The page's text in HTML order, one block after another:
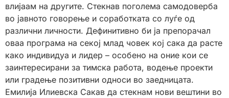
влијаам на другите. Стекнав поголема самодоверба
во јавното говорење и соработката со луѓе од
различни личности. Дефинитивно би ја препорачал
оваа програма на секој млад човек кој сака да расте
како индивидуа и лидер – особено на оние кои се
заинтересирани за тимска работа, водење проекти
или градење позитивни односи во заедницата.
Емилија Илиевска Сакав да стекнам нови вештини во